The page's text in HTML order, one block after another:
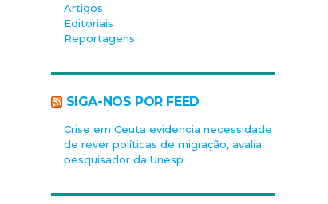
Artigos
Editoriais
Reportagens
SIGA-NOS POR FEED
Crise em Ceuta evidencia necessidade
de rever políticas de migração, avalia
pesquisador da Unesp